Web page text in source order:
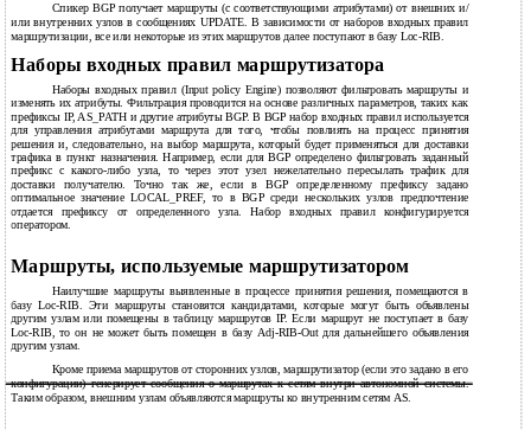
Спикер BGP получает маршруты (с соответствующими атрибутами) от внешних и/
или внутренних узлов в сообщениях UPDATE. В зависимости от наборов входных правил
маршрутизации, все или некоторые из этих маршрутов далее поступают в базу Loc-RIB.
Наборы входных правил маршрутизатора
Наборы входных правил (Input policy Engine) позволяют фильтровать маршруты и
изменять их атрибуты. Фильтрация проводится на основе различных параметров, таких как
префиксы IP, AS_PATH и другие атрибуты BGP. В BGP набор входных правил используется
для управления атрибутами маршрута для того, чтобы повлиять на процесс принятия
решения и, следовательно, на выбор маршрута, который будет применяться для доставки
трафика в пункт назначения. Например, если для BGP определено фильтровать заданный
префикс с какого-либо узла, то через этот узел нежелательно пересылать трафик для
доставки получателю. Точно так же, если в BGP определенному префиксу задано
оптимальное значение LOCAL_PREF, то в BGP среди нескольких узлов предпочтение
отдается префиксу от определенного узла. Набор входных правил конфигурируется
оператором.
Маршруты, используемые маршрутизатором
Наилучшие маршруты выявленные в процессе принятия решения, помещаются в
базу Loc-RIB. Эти маршруты становятся кандидатами, которые могут быть объявлены
другим узлам или помещены в таблицу маршрутов IP. Если маршрут не поступает в базу
Loc-RIB, то он не может быть помещен в базу Adj-RIB-Out для дальнейшего объявления
другим узлам.
Кроме приема маршрутов от сторонних узлов, маршрутизатор (если это задано в его
конфигурации) генерирует сообщения о маршрутах к сетям внутри автономной системы.
Таким образом, внешним узлам объявляются маршруты ко внутренним сетям AS.